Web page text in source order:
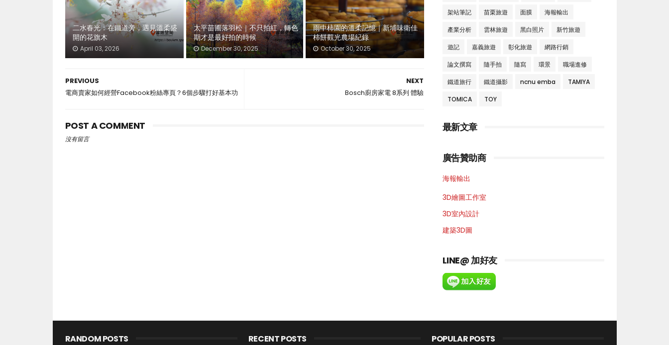
二水春光：在鐵道旁，遇見溫柔盛
開的花旗木
April 03, 2026
太平苗圃落羽松｜不只拍紅，轉色
期才是最好拍的時候
December 30, 2025
雨中柿園的溫柔記憶｜新埔味衛佳
柿餅觀光農場紀錄
October 30, 2025
NEXT
Bosch廚房家電 8系列 體驗
PREVIOUS
電商賣家如何經營Facebook粉絲專頁？6個步驟打好基本功
POST A COMMENT
沒有留言
架站筆記 苗栗旅遊 面膜 海報輸出
產業分析 雲林旅遊 黑白照片 新竹旅遊
遊記 嘉義旅遊 彰化旅遊 網路行銷
論文撰寫 隨手拍 隨寫 環景 職場進修
鐵道旅行 鐵道攝影 ncnu emba TAMIYA
TOMICA TOY
最新文章
廣告贊助商
海報輸出
3D繪圖工作室
3D室內設計
建築3D圖
LINE@ 加好友
RANDOM POSTS RECENT POSTS POPULAR POSTS